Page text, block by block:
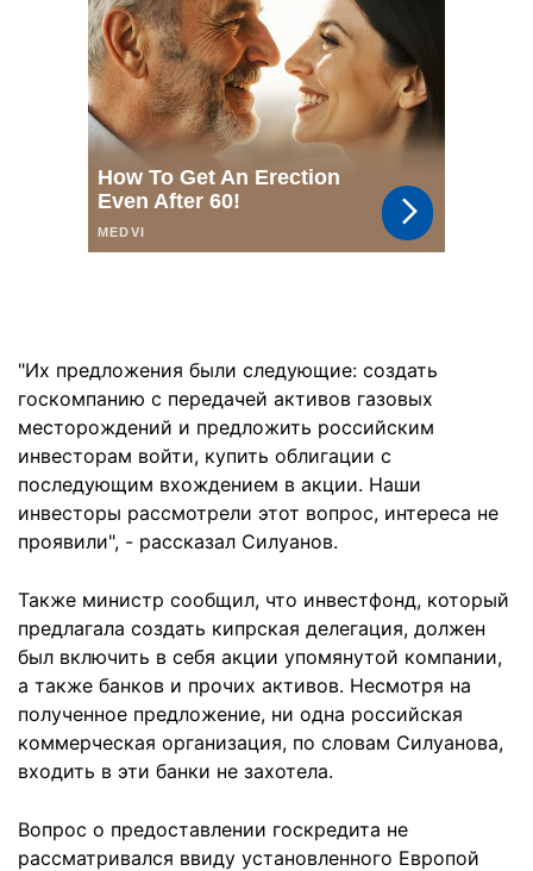
"Их предложения были следующие: создать
госкомпанию с передачей активов газовых
месторождений и предложить российским
инвесторам войти, купить облигации с
последующим вхождением в акции. Наши
инвесторы рассмотрели этот вопрос, интереса не
проявили", - рассказал Силуанов.
Также министр сообщил, что инвестфонд, который
предлагала создать кипрская делегация, должен
был включить в себя акции упомянутой компании,
а также банков и прочих активов. Несмотря на
полученное предложение, ни одна российская
коммерческая организация, по словам Силуанова,
входить в эти банки не захотела.
Вопрос о предоставлении госкредита не
рассматривался ввиду установленного Европой